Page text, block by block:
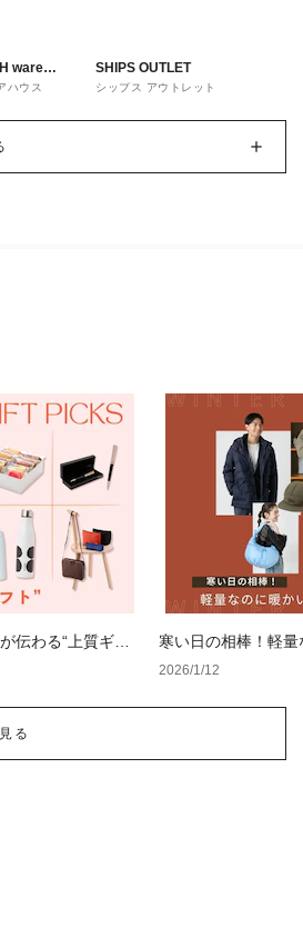
ware
ハウス
SHIPS OUTLET
シップス アウトレット
伝わる“上質ギフ
寒い日の相棒！軽量
集合
2026/1/12
る